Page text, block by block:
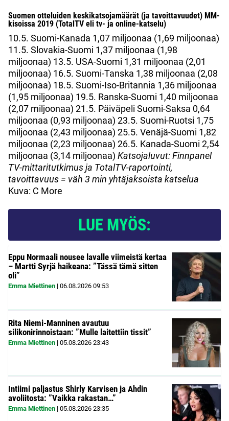
Suomen otteluiden keskikatsojamäärät (ja tavoittavuudet) MM-
kisoissa 2019 (TotalTV eli tv- ja online-katselu)
10.5. Suomi-Kanada 1,07 miljoonaa (1,69 miljoonaa)
11.5. Slovakia-Suomi 1,37 miljoonaa (1,98
miljoonaa) 13.5. USA-Suomi 1,31 miljoonaa (2,01
miljoonaa) 16.5. Suomi-Tanska 1,38 miljoonaa (2,08
miljoonaa) 18.5. Suomi-Iso-Britannia 1,36 miljoonaa
(1,95 miljoonaa) 19.5. Ranska-Suomi 1,40 miljoonaa
(2,07 miljoonaa) 21.5. Päiväpeli Suomi-Saksa 0,64
miljoonaa (0,93 miljoonaa) 23.5. Suomi-Ruotsi 1,75
miljoonaa (2,43 miljoonaa) 25.5. Venäjä-Suomi 1,82
miljoonaa (2,23 miljoonaa) 26.5. Kanada-Suomi 2,54
miljoonaa (3,14 miljoonaa) Katsojaluvut: Finnpanel
TV-mittaritutkimus ja TotalTV-raportointi,
tavoittavuus = väh 3 min yhtäjaksoista katselua
Kuva: C More
LUE MYÖS:
Eppu Normaali nousee lavalle viimeistä kertaa
– Martti Syrjä haikeana: ”Tässä tämä sitten
oli”
Emma Miettinen | 06.08.2026 09:53
Rita Niemi-Manninen avautuu
silikonirinnoistaan: ”Mulle laitettiin tissit”
Emma Miettinen | 05.08.2026 23:43
Intiimi paljastus Shirly Karvisen ja Ahdin
avoliitosta: ”Vaikka rakastan…”
Emma Miettinen | 05.08.2026 23:35